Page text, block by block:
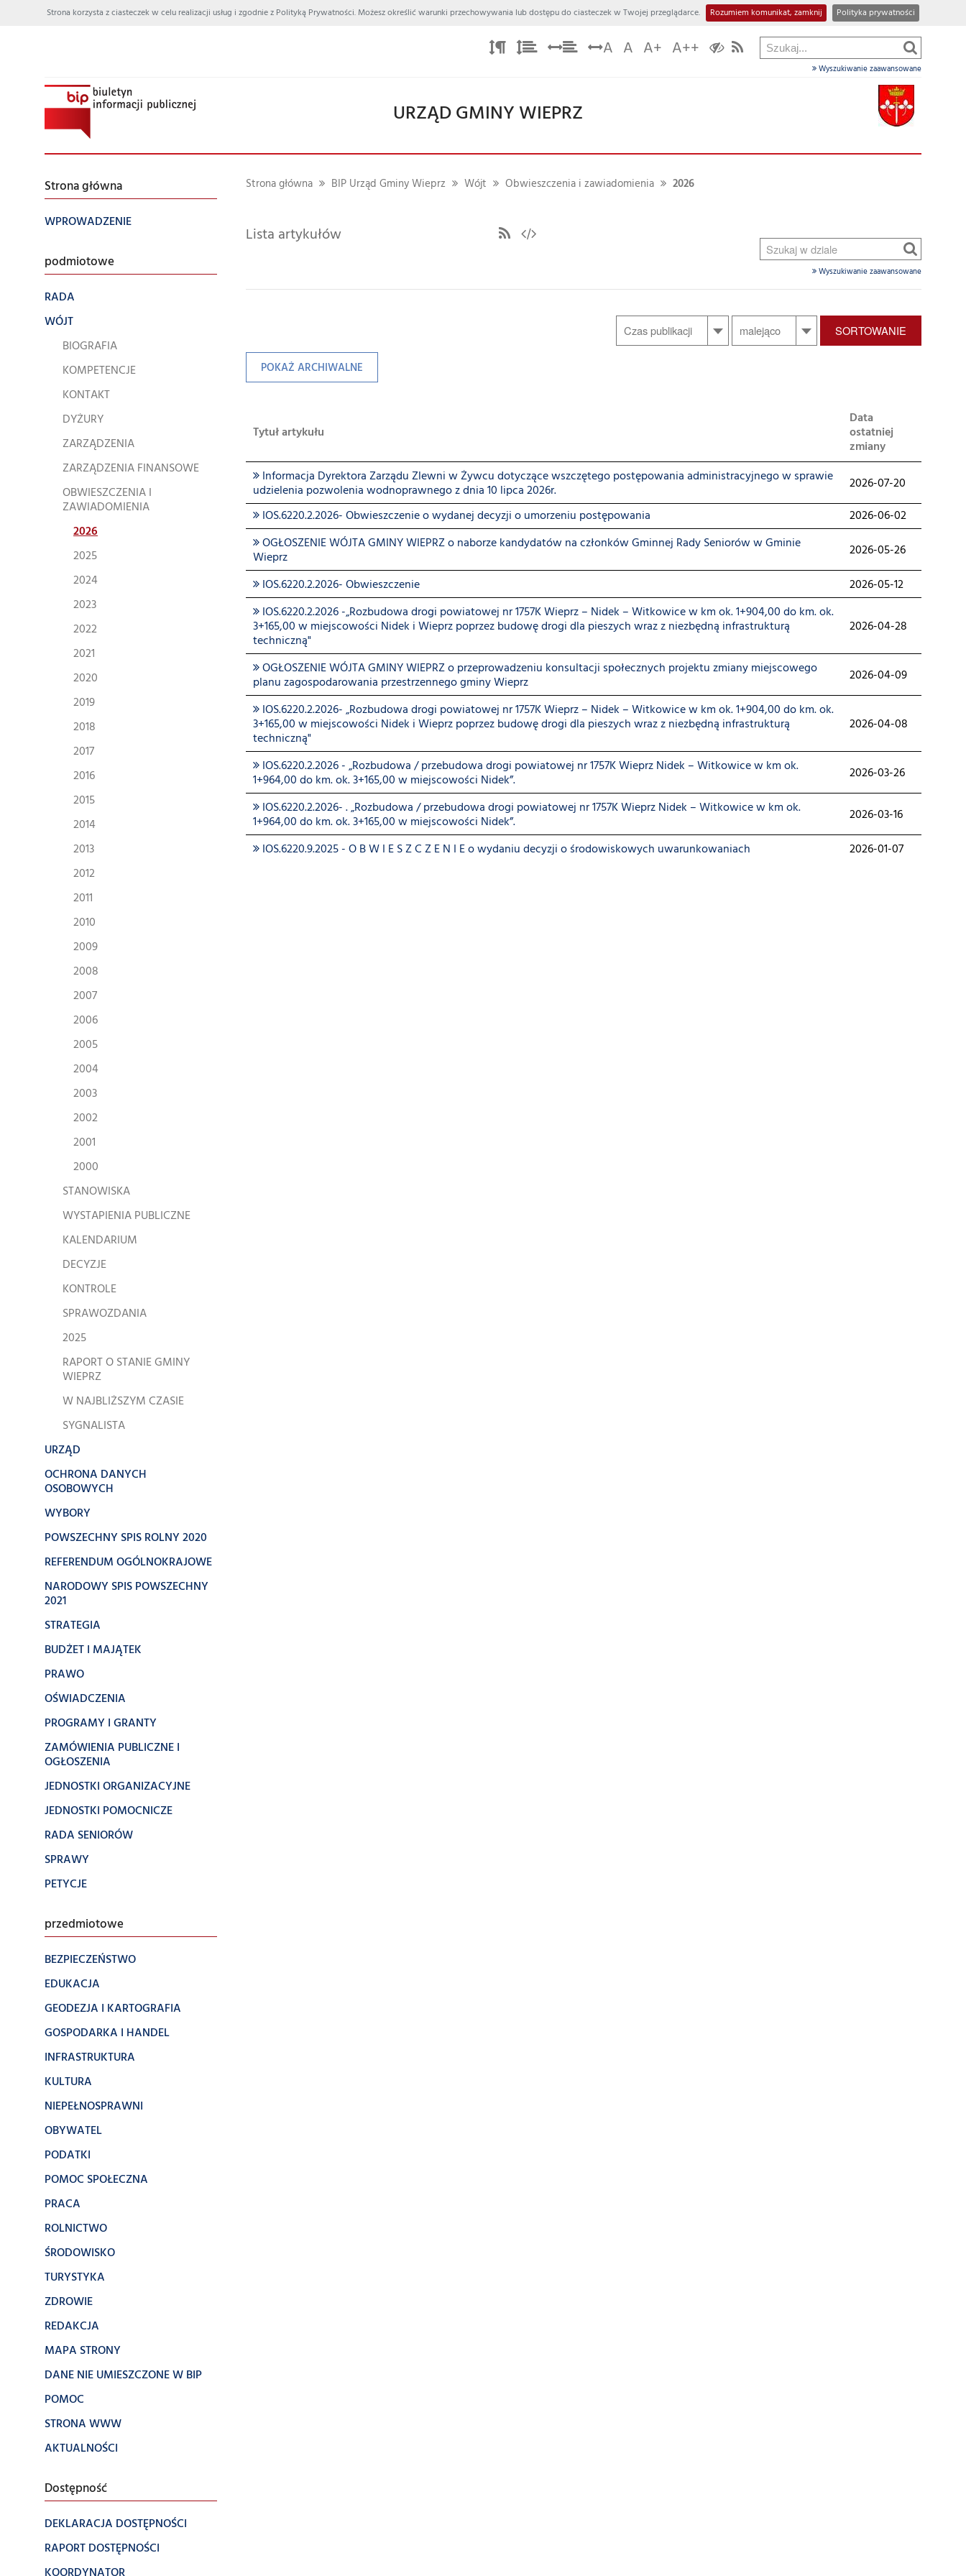
Strona korzysta z ciasteczek w celu realizacji usług i zgodnie z Polityką Prywatności. Możesz określić warunki przechowywania lub dostępu do ciasteczek w Twojej przeglądarce. Rozumiem komunikat, zamknij Polityka prywatności
A A A+ A++
Wyszukiwanie zaawansowane
URZĄD GMINY WIEPRZ
Strona główna
WPROWADZENIE
podmiotowe
RADA
WÓJT
BIOGRAFIA
KOMPETENCJE
KONTAKT
DYŻURY
ZARZĄDZENIA
ZARZĄDZENIA FINANSOWE
OBWIESZCZENIA I
ZAWIADOMIENIA
2026
2025
2024
2023
2022
2021
2020
2019
2018
2017
2016
2015
2014
2013
2012
2011
2010
2009
2008
2007
2006
2005
2004
2003
2002
2001
2000
STANOWISKA
WYSTAPIENIA PUBLICZNE
KALENDARIUM
DECYZJE
KONTROLE
SPRAWOZDANIA
2025
RAPORT O STANIE GMINY
WIEPRZ
W NAJBLIŻSZYM CZASIE
SYGNALISTA
URZĄD
OCHRONA DANYCH
OSOBOWYCH
WYBORY
POWSZECHNY SPIS ROLNY 2020
REFERENDUM OGÓLNOKRAJOWE
NARODOWY SPIS POWSZECHNY
2021
STRATEGIA
BUDŻET I MAJĄTEK
PRAWO
OŚWIADCZENIA
PROGRAMY I GRANTY
ZAMÓWIENIA PUBLICZNE I
OGŁOSZENIA
JEDNOSTKI ORGANIZACYJNE
JEDNOSTKI POMOCNICZE
RADA SENIORÓW
SPRAWY
PETYCJE
przedmiotowe
BEZPIECZEŃSTWO
EDUKACJA
GEODEZJA I KARTOGRAFIA
GOSPODARKA I HANDEL
INFRASTRUKTURA
KULTURA
NIEPEŁNOSPRAWNI
OBYWATEL
PODATKI
POMOC SPOŁECZNA
PRACA
ROLNICTWO
ŚRODOWISKO
TURYSTYKA
ZDROWIE
REDAKCJA
MAPA STRONY
DANE NIE UMIESZCZONE W BIP
POMOC
STRONA WWW
AKTUALNOŚCI
Dostępność
DEKLARACJA DOSTĘPNOŚCI
RAPORT DOSTĘPNOŚCI
Strona główna BIP Urząd Gminy Wieprz Wójt Obwieszczenia i zawiadomienia 2026
Lista artykułów
Wyszukiwanie zaawansowane
SORTOWANIE
POKAŻ ARCHIWALNE
Tytuł artykułu
Data
ostatniej
zmiany
Informacja Dyrektora Zarządu Zlewni w Żywcu dotyczące wszczętego postępowania administracyjnego w sprawie
udzielenia pozwolenia wodnoprawnego z dnia 10 lipca 2026r.
2026-07-20
IOS.6220.2.2026- Obwieszczenie o wydanej decyzji o umorzeniu postępowania
2026-06-02
OGŁOSZENIE WÓJTA GMINY WIEPRZ o naborze kandydatów na członków Gminnej Rady Seniorów w Gminie
Wieprz
2026-05-26
IOS.6220.2.2026- Obwieszczenie
2026-05-12
IOS.6220.2.2026 -„Rozbudowa drogi powiatowej nr 1757K Wieprz – Nidek – Witkowice w km ok. 1+904,00 do km. ok.
3+165,00 w miejscowości Nidek i Wieprz poprzez budowę drogi dla pieszych wraz z niezbędną infrastrukturą
techniczną"
2026-04-28
OGŁOSZENIE WÓJTA GMINY WIEPRZ o przeprowadzeniu konsultacji społecznych projektu zmiany miejscowego
planu zagospodarowania przestrzennego gminy Wieprz
2026-04-09
IOS.6220.2.2026- „Rozbudowa drogi powiatowej nr 1757K Wieprz – Nidek – Witkowice w km ok. 1+904,00 do km. ok.
3+165,00 w miejscowości Nidek i Wieprz poprzez budowę drogi dla pieszych wraz z niezbędną infrastrukturą
techniczną"
2026-04-08
IOS.6220.2.2026 - „Rozbudowa / przebudowa drogi powiatowej nr 1757K Wieprz Nidek – Witkowice w km ok.
1+964,00 do km. ok. 3+165,00 w miejscowości Nidek”.
2026-03-26
IOS.6220.2.2026- . „Rozbudowa / przebudowa drogi powiatowej nr 1757K Wieprz Nidek – Witkowice w km ok.
1+964,00 do km. ok. 3+165,00 w miejscowości Nidek”.
2026-03-16
IOS.6220.9.2025 - O B W I E S Z C Z E N I E o wydaniu decyzji o środowiskowych uwarunkowaniach
2026-01-07